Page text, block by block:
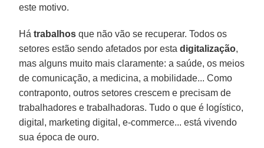
este motivo.
Hátrabalhos que não vão se recuperar. Todos os
setores estão sendo afetados por estadigitalização,
mas alguns muito mais claramente: a saúde, os meios
de comunicação, a medicina, a mobilidade... Como
contraponto, outros setores crescem e precisam de
trabalhadores e trabalhadoras. Tudo o que é logístico,
digital, marketing digital, e-commerce... está vivendo
sua época de ouro.